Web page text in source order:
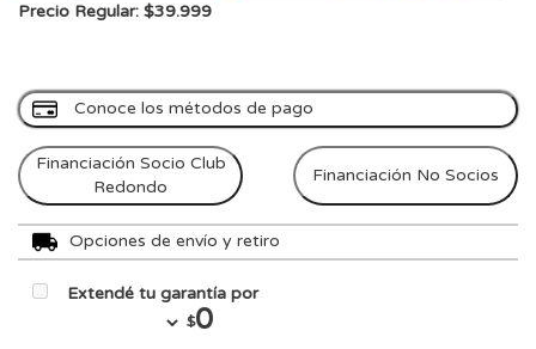
Precio Regular: $39.999
Conoce los métodos de pago
Financiación Socio Club
Redondo
Financiación No Socios
Opciones de envío y retiro
Extendé tu garantía por
$0